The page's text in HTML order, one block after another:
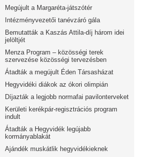
Megújult a Margaréta-játszótér
Intézményvezetői tanévzáró gála
Bemutatták a Kaszás Attila-díj három idei
jelöltjét
Menza Program – közösségi terek
szervezése közösségi tervezésben
Átadták a megújult Éden Társasházat
Hegyvidéki diákok az ókori olimpián
Díjazták a legjobb normafai pavilonterveket
Kerületi kerékpár-regisztrációs program
indult
Átadták a Hegyvidék legújabb
kormányablakát
Ajándék muskátlik hegyvidékieknek